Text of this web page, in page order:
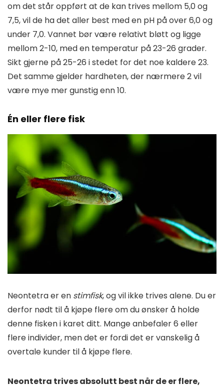
om det står oppført at de kan trives mellom 5,0 og
7,5, vil de ha det aller best med en pH på over 6,0 og
under 7,0. Vannet bør være relativt bløtt og ligge
mellom 2-10, med en temperatur på 23-26 grader.
Sikt gjerne på 25-26 i stedet for det noe kaldere 23.
Det samme gjelder hardheten, der nærmere 2 vil
være mye mer gunstig enn 10.
Én eller flere fisk
Neontetra er en stimfisk, og vil ikke trives alene. Du er
derfor nødt til å kjøpe flere om du ønsker å holde
denne fisken i karet ditt. Mange anbefaler 6 eller
flere individer, men det er fordi det er vanskelig å
overtale kunder til å kjøpe flere.
Neontetra trives absolutt best når de er flere,